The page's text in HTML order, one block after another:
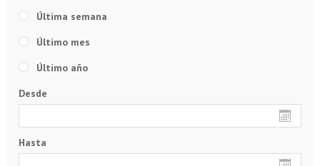
Última semana
Último mes
Último año
Desde
Hasta